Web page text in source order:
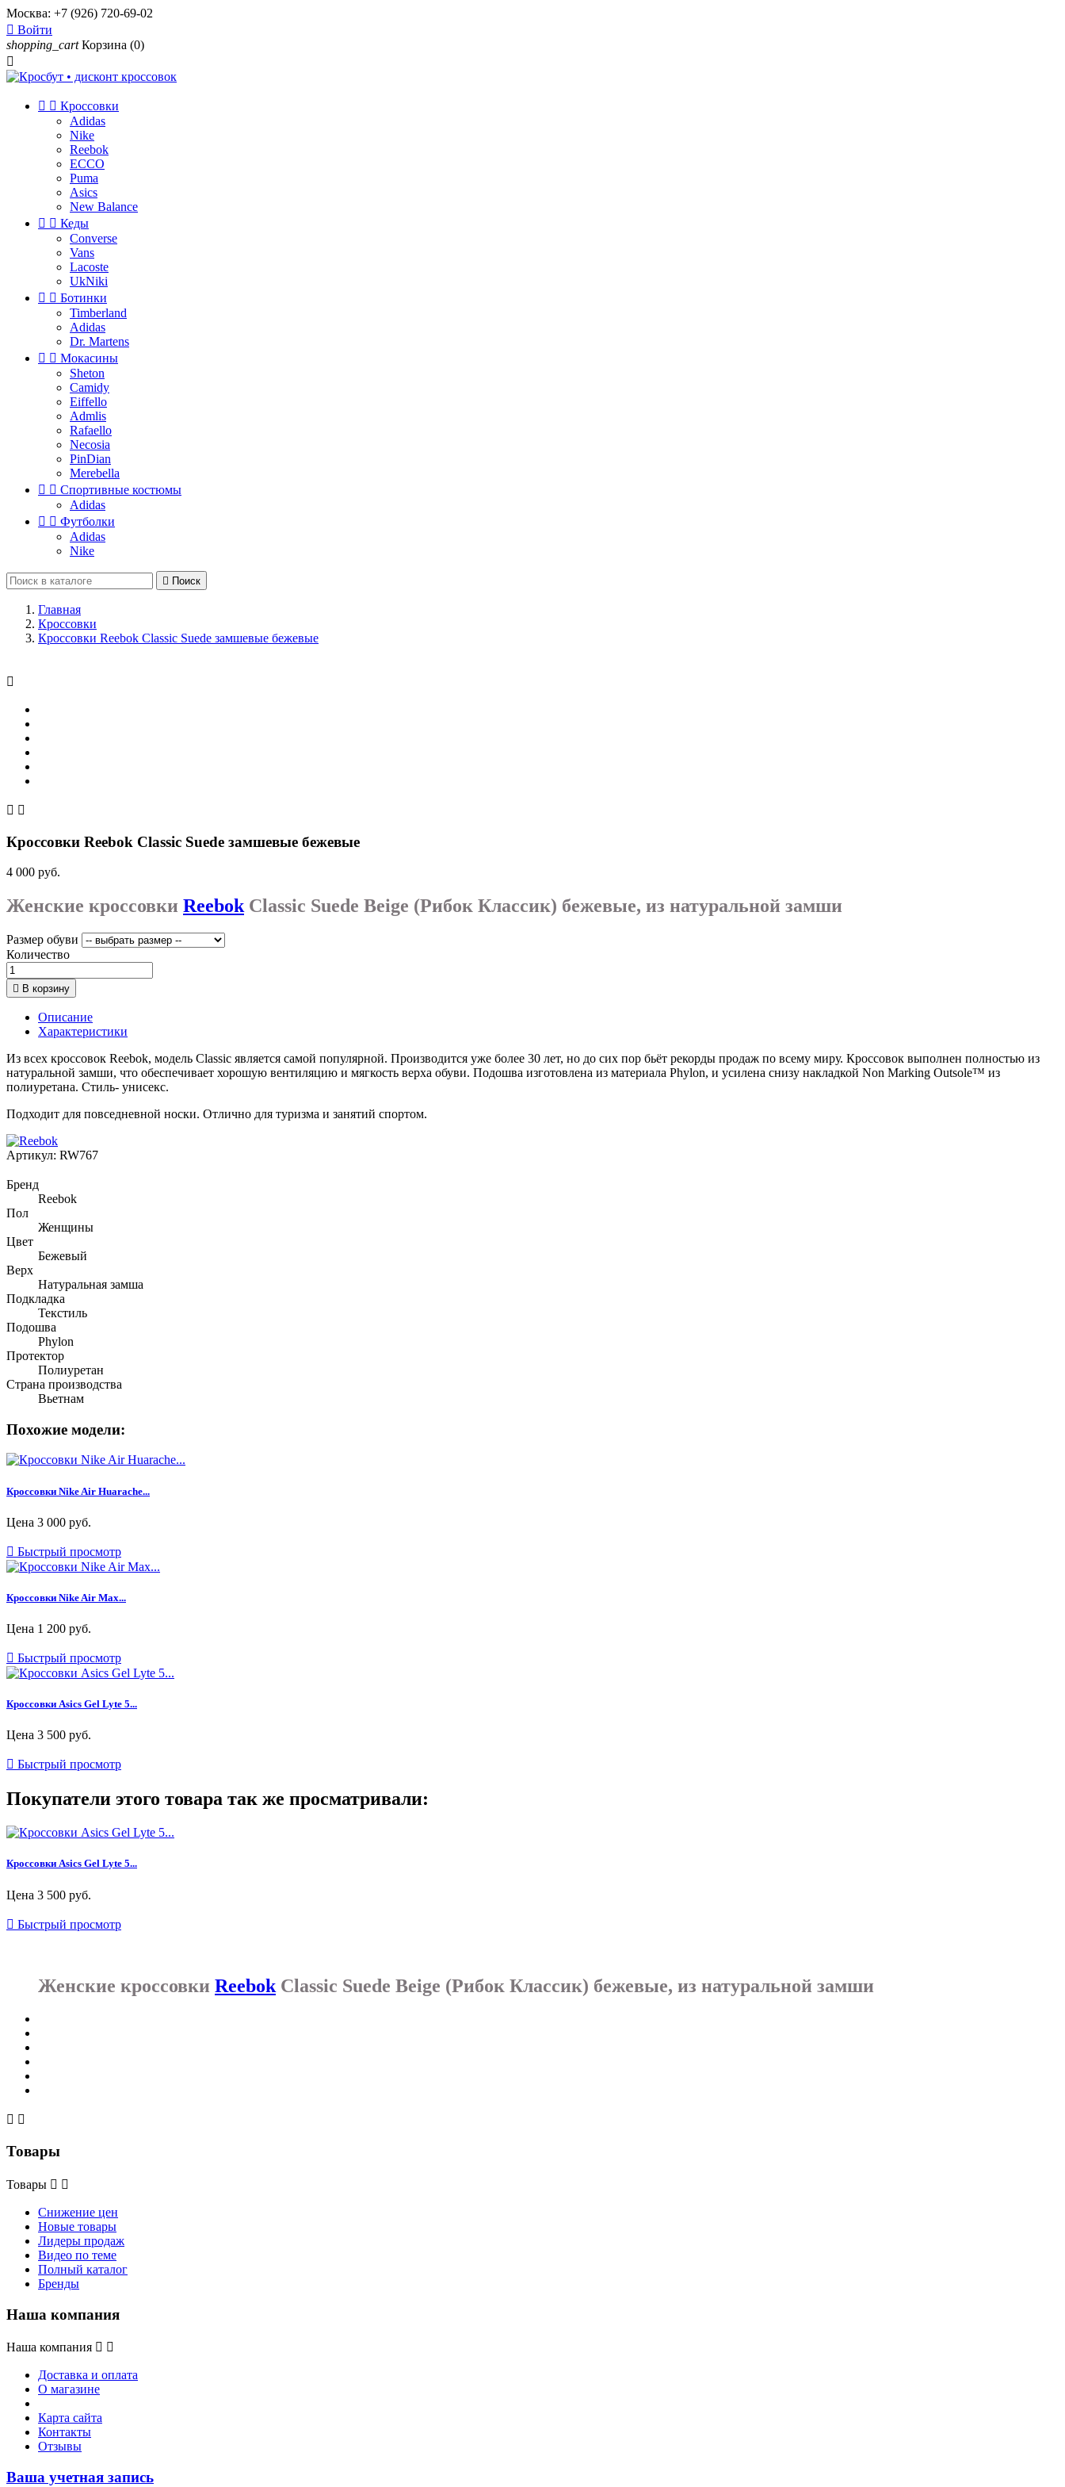
Москва: +7 (926) 720-69-02
 Войти
shopping_cart Корзина (0)

  Кроссовки
Adidas
Nike
Reebok
ECCO
Puma
Asics
New Balance
  Кеды
Converse
Vans
Lacoste
UkNiki
  Ботинки
Timberland
Adidas
Dr. Martens
  Мокасины
Sheton
Camidy
Eiffello
Admlis
Rafaello
Necosia
PinDian
Merebella
  Спортивные костюмы
Adidas
  Футболки
Adidas
Nike
 Поиск
Главная
Кроссовки
Кроссовки Reebok Classic Suede замшевые бежевые

 
Кроссовки Reebok Classic Suede замшевые бежевые
4 000 руб.
Женские кроссовки ReebokClassic Suede Beige (Рибок Классик) бежевые, из натуральной замши
Размер обуви
Количество
 В корзину
Описание
Характеристики
Из всех кроссовок Reebok, модель Classic является самой популярной. Производится уже более 30 лет, но до сих пор бьёт рекорды продаж по всему миру. Кроссовок выполнен полностью из
натуральной замши, что обеспечивает хорошую вентиляцию и мягкость верха обуви. Подошва изготовлена из материала Phylon, и усилена снизу накладкой Non Marking Outsole™ из
полиуретана. Стиль- унисекс.
Подходит для повседневной носки. Отлично для туризма и занятий спортом.
Артикул: RW767
Бренд
Reebok
Пол
Женщины
Цвет
Бежевый
Верх
Натуральная замша
Подкладка
Текстиль
Подошва
Phylon
Протектор
Полиуретан
Страна производства
Вьетнам
Похожие модели:
Кроссовки Nike Air Huarache...
Цена 3 000 руб.
 Быстрый просмотр
Кроссовки Nike Air Max...
Цена 1 200 руб.
 Быстрый просмотр
Кроссовки Asics Gel Lyte 5...
Цена 3 500 руб.
 Быстрый просмотр
Покупатели этого товара так же просматривали:
Кроссовки Asics Gel Lyte 5...
Цена 3 500 руб.
 Быстрый просмотр
Женские кроссовки Reebok Classic Suede Beige (Рибок Классик) бежевые, из натуральной замши
 
Товары
Товары  
Снижение цен
Новые товары
Лидеры продаж
Видео по теме
Полный каталог
Бренды
Наша компания
Наша компания  
Доставка и оплата
О магазине
Карта сайта
Контакты
Отзывы
Ваша учетная запись